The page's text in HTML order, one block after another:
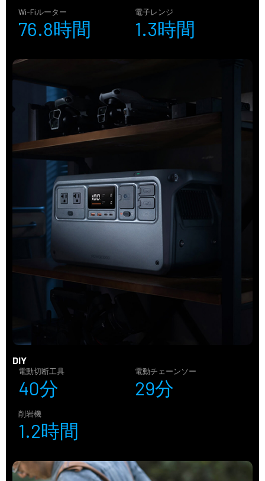
Wi-Fiルーター
76.8時間
電子レンジ
1.3時間
DIY
電動切断工具
40分
電動チェーンソー
29分
削岩機
1.2時間